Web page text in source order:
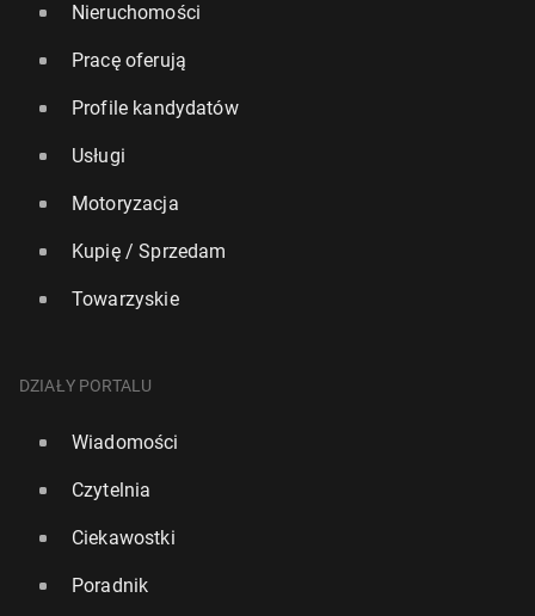
Nieruchomości
Pracę oferują
Profile kandydatów
Usługi
Motoryzacja
Kupię / Sprzedam
Towarzyskie
DZIAŁY PORTALU
Wiadomości
Czytelnia
Ciekawostki
Poradnik